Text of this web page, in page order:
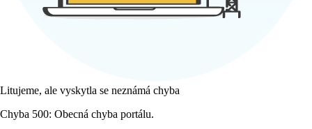
Litujeme, ale vyskytla se neznámá chyba
Chyba 500: Obecná chyba portálu.